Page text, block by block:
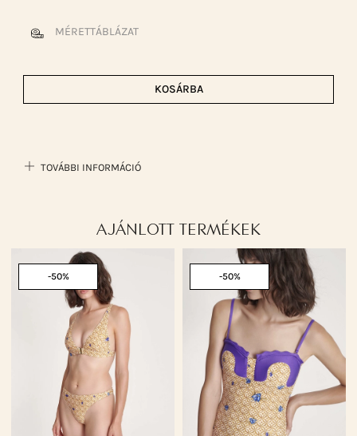
MÉRETTÁBLÁZAT
KOSÁRBA
TOVÁBBI INFORMÁCIÓ
AJÁNLOTT TERMÉKEK
-50% -50%